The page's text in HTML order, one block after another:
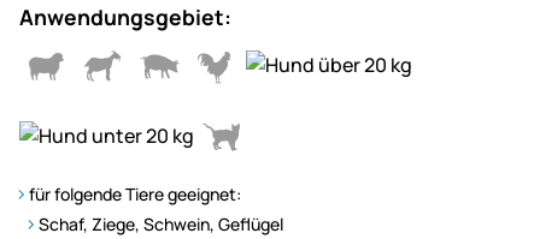
Anwendungsgebiet:
für folgende Tiere geeignet:
Schaf, Ziege, Schwein, Geflügel